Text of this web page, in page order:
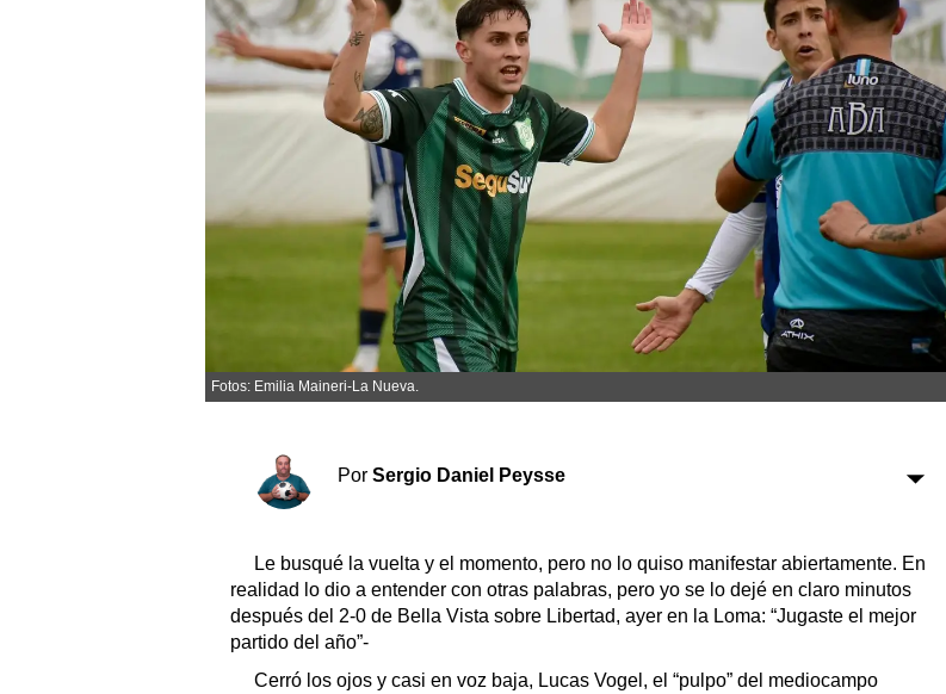
Economía y campo
Economía y finanzas
Con el campo
Espacio empresas
Sociedad y tiempo libre
Sociedad
Tecnología
Turismo
Salud
El tiempo
Horóscopo
Servicios
Datos Útiles
Fúnebres
Edictos
Fotos: Emilia Maineri-La Nueva.
Por Sergio Daniel Peysse
Le busqué la vuelta y el momento, pero no lo quiso manifestar abiertamente. En
realidad lo dio a entender con otras palabras, pero yo se lo dejé en claro minutos
después del 2-0 de Bella Vista sobre Libertad, ayer en la Loma: “Jugaste el mejor
partido del año”-
Cerró los ojos y casi en voz baja, Lucas Vogel, el “pulpo” del mediocampo